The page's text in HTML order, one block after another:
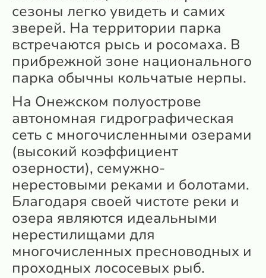
сезоны легко увидеть и самих
зверей. На территории парка
встречаются рысь и росомаха. В
прибрежной зоне национального
парка обычны кольчатые нерпы.
На Онежском полуострове
автономная гидрографическая
сеть с многочисленными озерами
(высокий коэффициент
озерности), семужно-
нерестовыми реками и болотами.
Благодаря своей чистоте реки и
озера являются идеальными
нерестилищами для
многочисленных пресноводных и
проходных лососевых рыб.